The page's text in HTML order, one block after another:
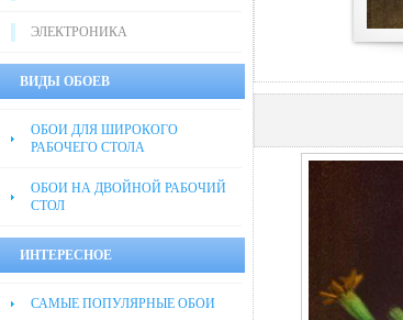
ЭЛЕКТРОНИКА
ВИДЫ ОБОЕВ
ОБОИ ДЛЯ ШИРОКОГО
РАБОЧЕГО СТОЛА
ОБОИ НА ДВОЙНОЙ РАБОЧИЙ
СТОЛ
ИНТЕРЕСНОЕ
САМЫЕ ПОПУЛЯРНЫЕ ОБОИ